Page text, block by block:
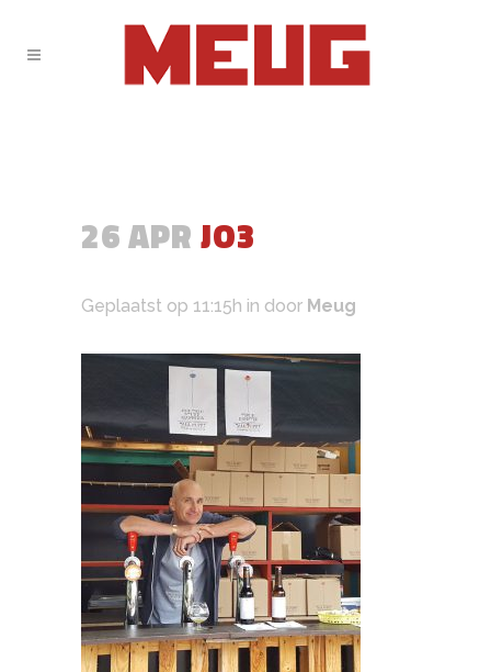
26 APRJO3
Geplaatst op 11:15h in door Meug